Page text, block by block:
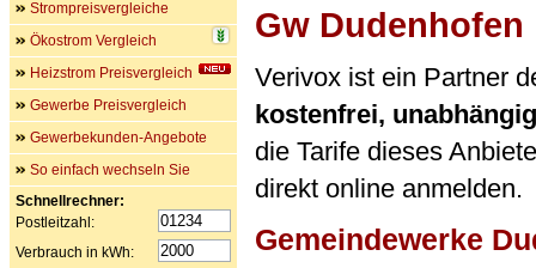
Gw Dudenhofen
Verivox ist ein Partner
kostenfrei,
die Tarife dieses
direkt online anmelden.
Gemeindewerke
Strompreisvergleiche
Ökostrom Vergleich
Heizstrom Preisvergleich
Gewerbe Preisvergleich
Gewerbekunden-Angebote
So einfach wechseln Sie
Schnellrechner:
Postleitzahl:
Verbrauch in kWh: